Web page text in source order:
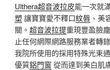
Ulthera超音波拉皮能一次就
塑 讓寶寶愛不釋口紋唇 、美
關。 超音波拉提重現豐盈臉龐
止任何網際網路服務業者轉
我院所使用的採用特殊光束
優質鋁門窗 從而達到美白肌